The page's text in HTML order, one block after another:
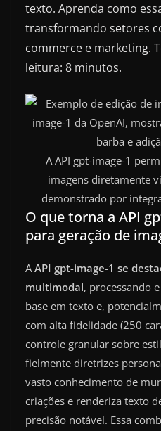
texto. Aprenda como
transformando setores
commerce e marketing.
leitura: 8 minutos.
A API gpt-image-1
imagens diretamente
demonstrado por
O que torna a API
para geração de
AAPI gpt-image-1 se
multimodal, processando
base em texto e,
com alta fidelidade (250
controle granular sobre
fielmente diretrizes
vasto conhecimento de
criações e renderiza texto
precisão notável. Essa